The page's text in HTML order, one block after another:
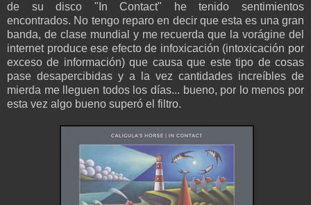
de su disco "In Contact" he tenido sentimientos
encontrados. No tengo reparo en decir que esta es una gran
banda, de clase mundial y me recuerda que la vorágine del
internet produce ese efecto de infoxicación (intoxicación por
exceso de información) que causa que este tipo de cosas
pase desapercibidas y a la vez cantidades increíbles de
mierda me lleguen todos los días... bueno, por lo menos por
esta vez algo bueno superó el filtro.